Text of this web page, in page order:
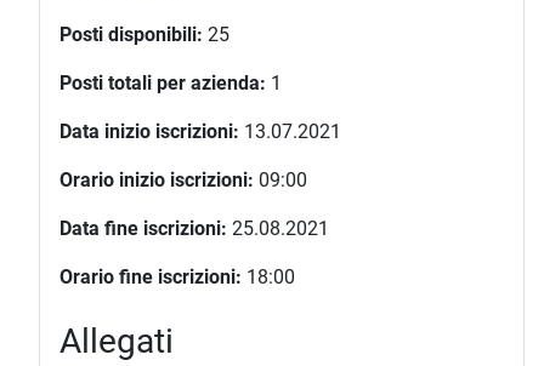
Posti disponibili: 25
Posti totali per azienda: 1
Data inizio iscrizioni: 13.07.2021
Orario inizio iscrizioni: 09:00
Data fine iscrizioni: 25.08.2021
Orario fine iscrizioni: 18:00
Allegati